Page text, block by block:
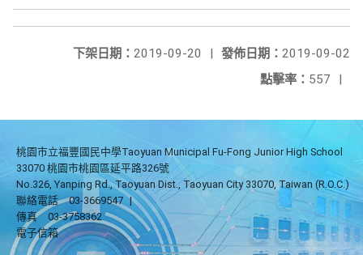
發佈日期： 2019-09-02
下架日期： 2019-09-20
|
點擊率： 557 |
桃園市立福豐國民中學Taoyuan Municipal Fu-Fong Junior High School
33070 桃園市桃園區延平路326號
No.326, Yanping Rd., Taoyuan Dist., Taoyuan City 33070, Taiwan (R.O.C.)
聯絡電話
03-3669547 |
傳真
03-3758362
電子信箱